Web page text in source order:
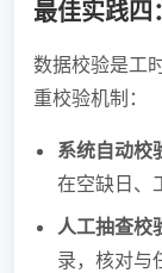
最佳实践四
数据校验是工
重校验机制：
系统自动校
在空缺日、
人工抽查校
录，核对与